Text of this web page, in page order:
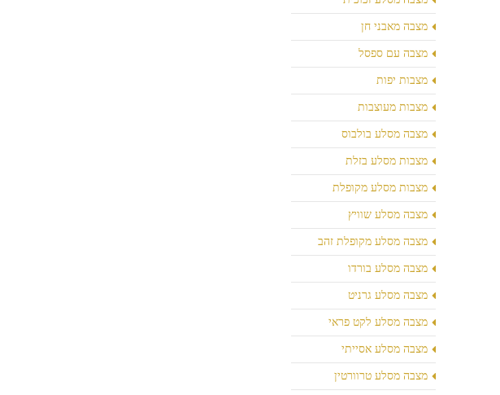
מצבה מאבני חן
מצבה עם ספסל
מצבות יפות
מצבות מעוצבות
מצבה מסלע בולבוס
מצבות מסלע בזלת
מצבות מסלע מקופלת
מצבה מסלע שוויץ
מצבה מסלע מקופלת זהב
מצבה מסלע בורדו
מצבה מסלע גרניט
מצבה מסלע לקט פראי
מצבה מסלע אסייתי
מצבה מסלע טרוורטין